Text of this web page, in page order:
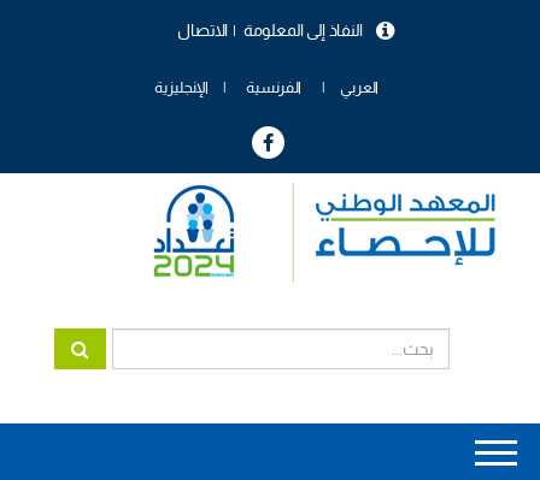
الاتصال النفاذ إلى المعلومة
العربي الفرنسية الإنجليزية